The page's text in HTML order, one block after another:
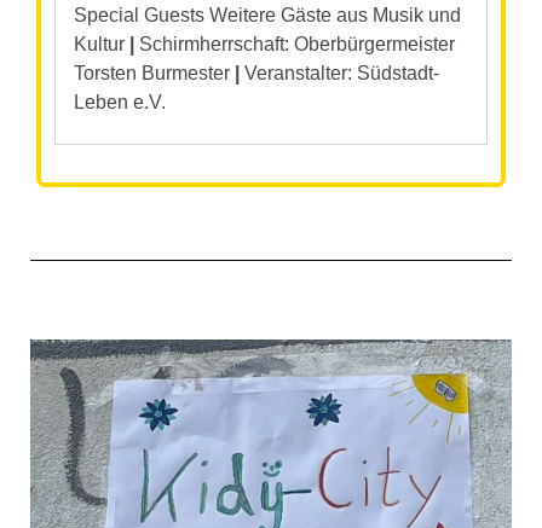
Special Guests Weitere Gäste aus Musik und
Kultur
Schirmherrschaft: Oberbürgermeister
Torsten Burmester
Veranstalter: Südstadt-
Leben e.V.